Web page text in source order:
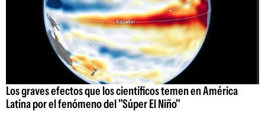
Los graves efectos que los científicos temen en América
Latina por el fenómeno del "Súper El Niño"